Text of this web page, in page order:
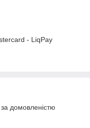
- LiqPay
домовленістю